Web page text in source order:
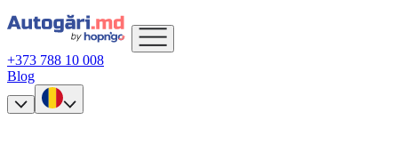
+373 788 10 008
Blog